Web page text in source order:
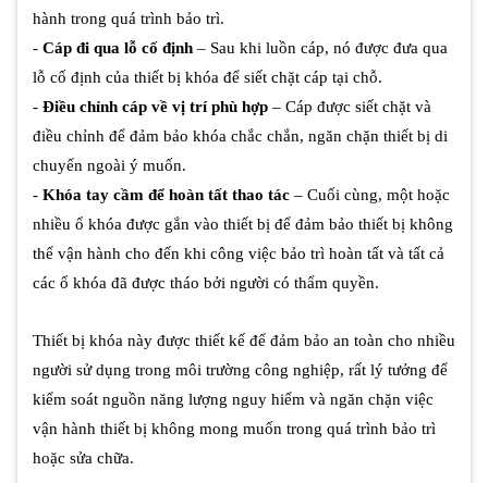
hành trong quá trình bảo trì.
- Cáp đi qua lỗ cố định – Sau khi luồn cáp, nó được đưa qua
lỗ cố định của thiết bị khóa để siết chặt cáp tại chỗ.
- Điều chỉnh cáp về vị trí phù hợp – Cáp được siết chặt và
điều chỉnh để đảm bảo khóa chắc chắn, ngăn chặn thiết bị di
chuyển ngoài ý muốn.
- Khóa tay cầm để hoàn tất thao tác – Cuối cùng, một hoặc
nhiều ổ khóa được gắn vào thiết bị để đảm bảo thiết bị không
thể vận hành cho đến khi công việc bảo trì hoàn tất và tất cả
các ổ khóa đã được tháo bởi người có thẩm quyền.
Thiết bị khóa này được thiết kế để đảm bảo an toàn cho nhiều
người sử dụng trong môi trường công nghiệp, rất lý tưởng để
kiểm soát nguồn năng lượng nguy hiểm và ngăn chặn việc
vận hành thiết bị không mong muốn trong quá trình bảo trì
hoặc sửa chữa.